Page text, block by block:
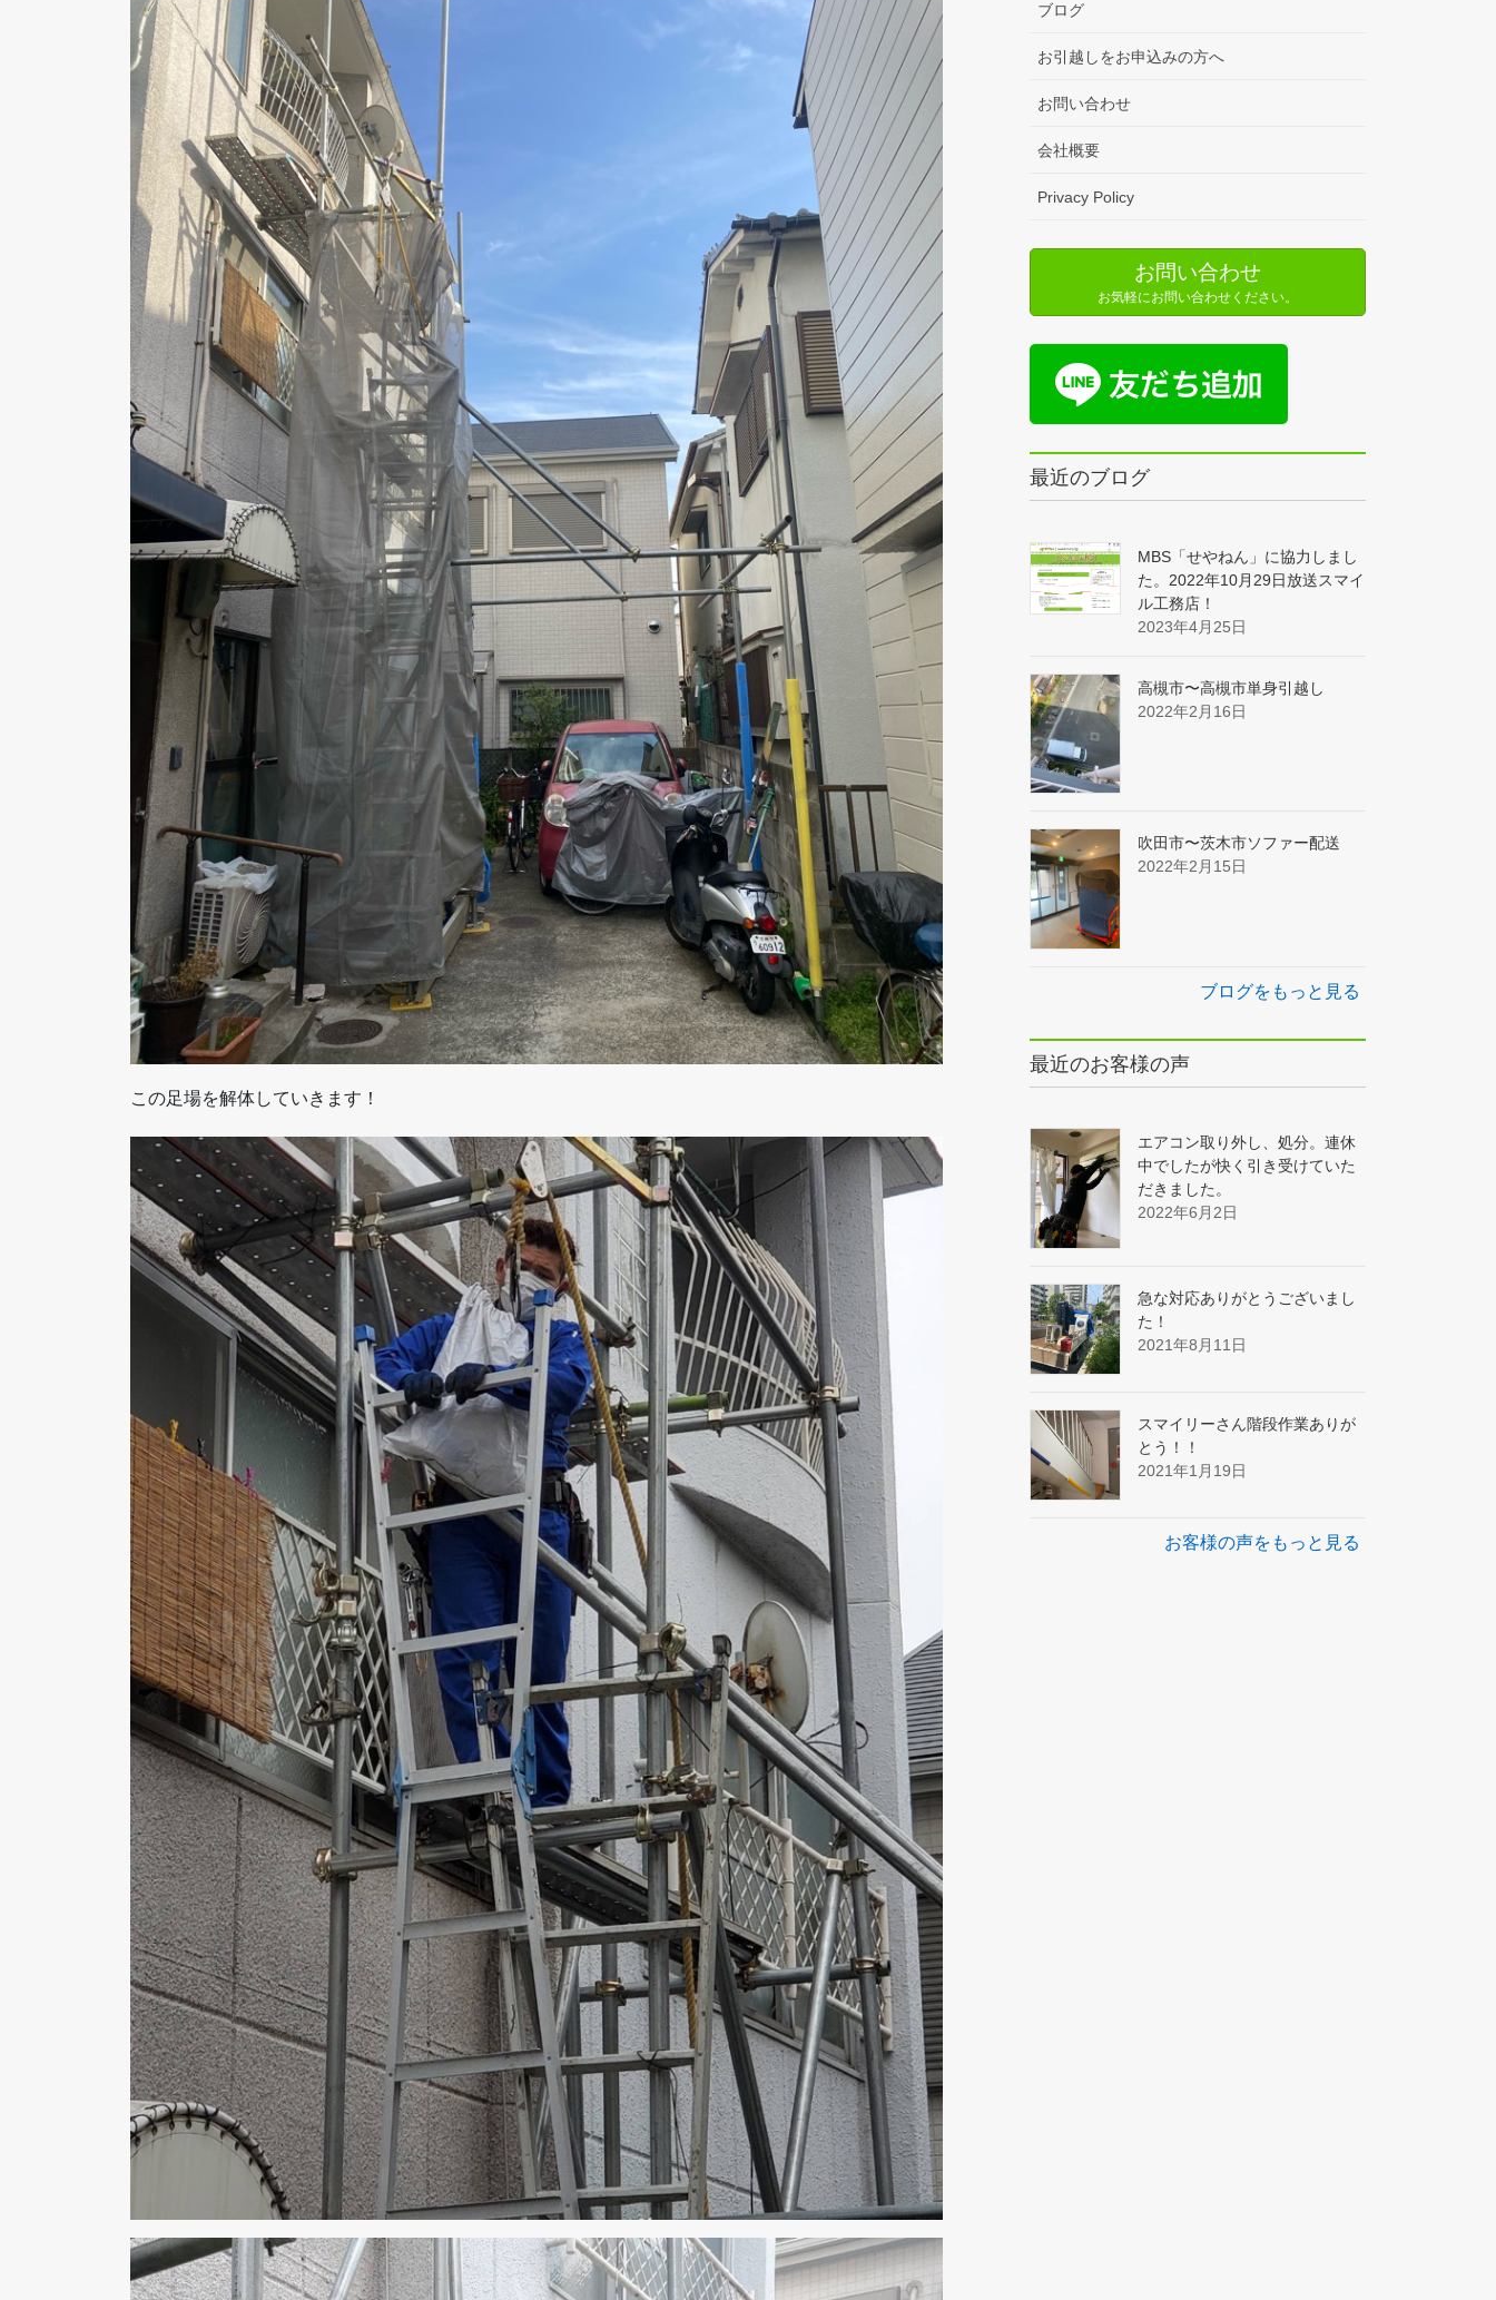
この足場を解体していきます！
ブログ
お引越しをお申込みの方へ
お問い合わせ
会社概要
Privacy Policy
お問い合わせ
お気軽にお問い合わせください。
最近のブログ
MBS「せやねん」に協力しまし
た。2022年10月29日放送スマイ
ル工務店！
2023年4月25日
高槻市〜高槻市単身引越し
2022年2月16日
吹田市〜茨木市ソファー配送
2022年2月15日
ブログをもっと見る
最近のお客様の声
エアコン取り外し、処分。連休
中でしたが快く引き受けていた
だきました。
2022年6月2日
急な対応ありがとうございまし
た！
2021年8月11日
スマイリーさん階段作業ありが
とう！！
2021年1月19日
お客様の声をもっと見る